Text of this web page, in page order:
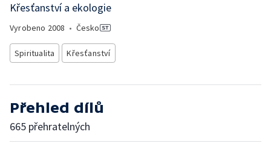
Křesťanství a ekologie
Vyrobeno 2008 • Česko
Spiritualita Křesťanství
Přehled dílů
665 přehratelných